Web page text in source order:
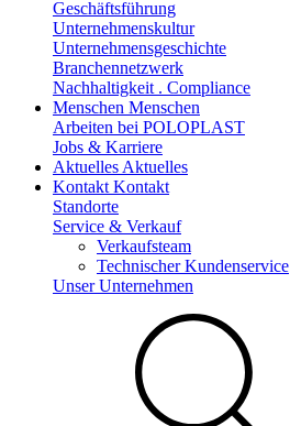
Geschäftsführung
Unternehmenskultur
Unternehmensgeschichte
Branchennetzwerk
Nachhaltigkeit . Compliance
Menschen Menschen
Arbeiten bei POLOPLAST
Jobs & Karriere
Aktuelles Aktuelles
Kontakt Kontakt
Standorte
Service & Verkauf
Verkaufsteam
Technischer Kundenservice
Unser Unternehmen